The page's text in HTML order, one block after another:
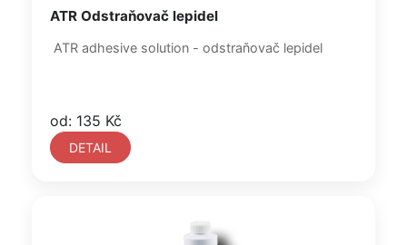
ATR Odstraňovač lepidel
ATR adhesive solution - odstraňovač lepidel
od: 135 Kč
DETAIL